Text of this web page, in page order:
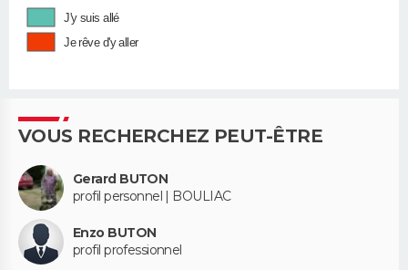
J'y suis allé
Je rêve d'y aller
VOUS RECHERCHEZ PEUT-ÊTRE
Gerard BUTON
profil personnel | BOULIAC
Enzo BUTON
profil professionnel